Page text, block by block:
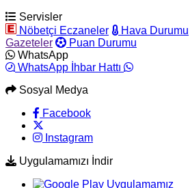
Servisler
Nöbetçi Eczaneler
Hava Durumu
Gazeteler
Puan Durumu
WhatsApp
WhatsApp İhbar Hattı
Sosyal Medya
Facebook
Instagram
Uygulamamızı İndir